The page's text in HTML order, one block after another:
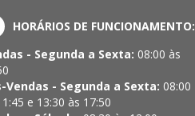
HORÁRIOS DE FUNCIONAMENTO:
- Segunda a Sexta: 08:00 às
Vendas - Segunda a Sexta: 08:00
e 13:30 às 17:50